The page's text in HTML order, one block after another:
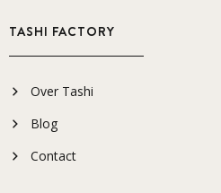
TASHI FACTORY
Over Tashi
Blog
Contact